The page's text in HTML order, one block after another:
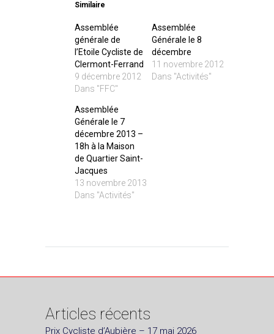
Similaire
Assemblée
générale de
l’Etoile Cycliste de
Clermont-Ferrand
9 décembre 2012
Dans "FFC"
Assemblée
Générale le 8
décembre
11 novembre 2012
Dans "Activités"
Assemblée
Générale le 7
décembre 2013 –
18h à la Maison
de Quartier Saint-
Jacques
13 novembre 2013
Dans "Activités"
Articles récents
Prix Cycliste d’Aubière – 17 mai 2026